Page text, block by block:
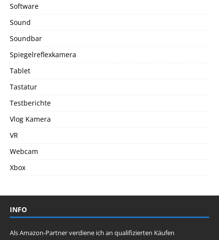
Software
Sound
Soundbar
Spiegelreflexkamera
Tablet
Tastatur
Testberichte
Vlog Kamera
VR
Webcam
Xbox
INFO
Als Amazon-Partner verdiene ich an qualifizierten Käufen